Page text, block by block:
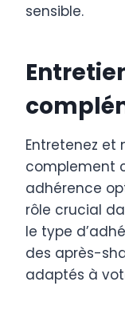
sensible.
Entretenez et
complement
adhérence
rôle crucial
le type
des après-
adaptés à